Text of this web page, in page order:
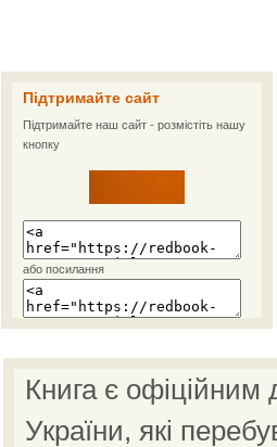
Підтримайте сайт
Підтримайте наш сайт - розмістіть нашу
кнопку
або посилання
Книга є
України, які